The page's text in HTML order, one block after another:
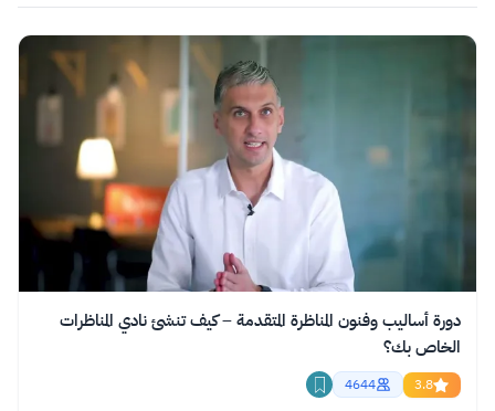
دورة أساليب وفنون المناظرة المتقدمة – كيف تنشئ نادي المناظرات
الخاص بك؟
3.8
4644